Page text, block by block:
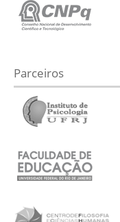
Parceiros